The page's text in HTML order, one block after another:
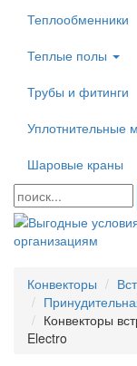
Теплообменники
Теплые полы
Трубы и фитинги
Уплотнительные
Шаровые краны
Конвекторы
Конвекторы
Electro